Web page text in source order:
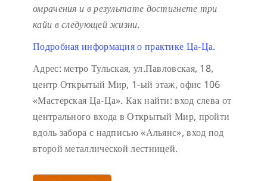
омрачения и в результате достигнете три
кайи в следующей жизни.
Подробная информация о практике Ца-Ца.
Адрес: метро Тульская, ул.Павловская, 18,
центр Открытый Мир, 1-ый этаж, офис 106
«Мастерская Ца-Ца». Как найти: вход слева от
центрального входа в Открытый Мир, пройти
вдоль забора с надписью «Альянс», вход под
второй металлической лестницей.